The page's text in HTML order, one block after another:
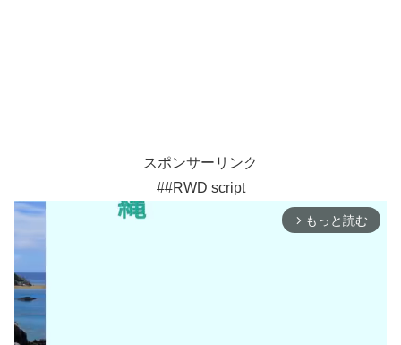
スポンサーリンク
##RWD script
arrow_forward_ios もっと読む